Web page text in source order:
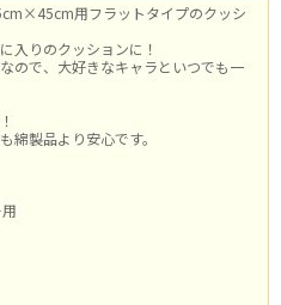
用フラットタイプのクッシ
入りのクッションに！
ので、大好きなキャラといつでも一
綿製品より安心です。